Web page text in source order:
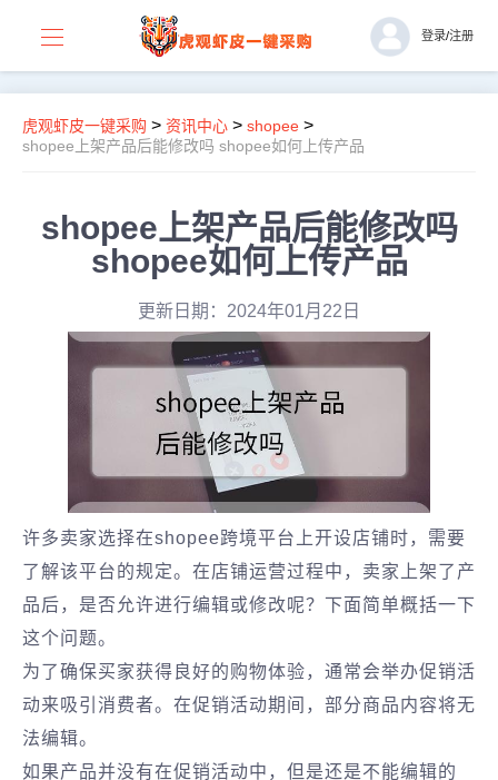
登录/注册
虎观虾皮一键采购 > 资讯中心 > shopee >
shopee上架产品后能修改吗 shopee如何上传产品
shopee上架产品后能修改吗
shopee如何上传产品
更新日期：2024年01月22日
许多卖家选择在shopee跨境平台上开设店铺时，需要
了解该平台的规定。在店铺运营过程中，卖家上架了产
品后，是否允许进行编辑或修改呢？下面简单概括一下
这个问题。
为了确保买家获得良好的购物体验，通常会举办促销活
动来吸引消费者。在促销活动期间，部分商品内容将无
法编辑。
如果产品并没有在促销活动中，但是还是不能编辑的